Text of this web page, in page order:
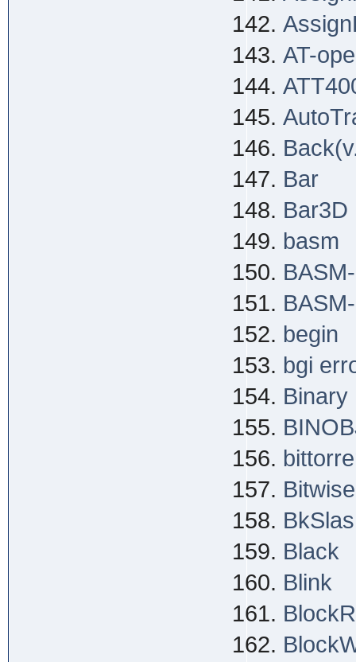
AT-
Bar
Bar3D
basm
begin
bgi
Binary
Black
Blink